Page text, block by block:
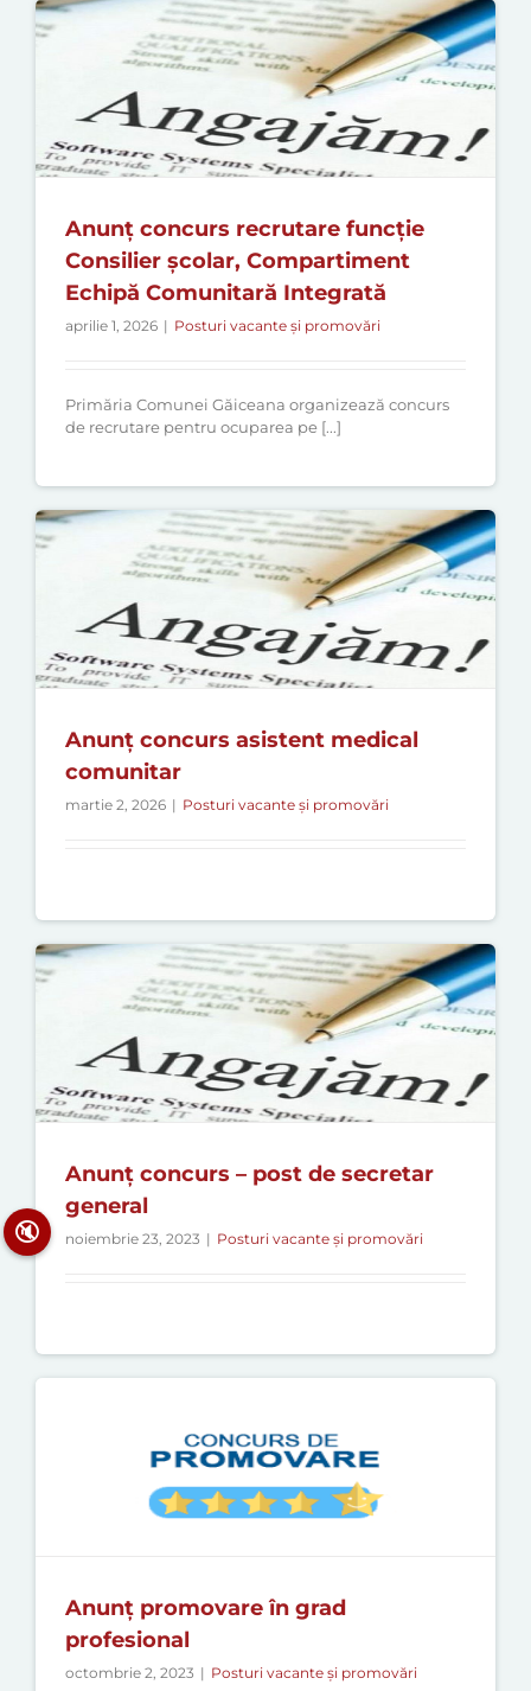
Anunț concurs recrutare funcție
Consilier școlar, Compartiment
Echipă Comunitară Integrată
aprilie 1, 2026 | Posturi vacante și promovări
Primăria Comunei Găiceana organizează concurs
de recrutare pentru ocuparea pe [...]
Anunț concurs asistent medical
comunitar
martie 2, 2026 | Posturi vacante și promovări
Anunț concurs – post de secretar
general
noiembrie 23, 2023 | Posturi vacante și promovări
Anunț promovare în grad
profesional
octombrie 2, 2023 | Posturi vacante și promovări
🔇